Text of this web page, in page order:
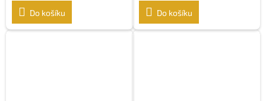
Do košíku Do košíku